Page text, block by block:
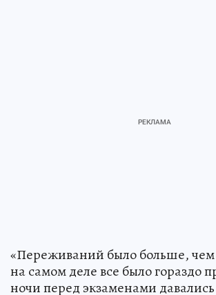
«Переживаний было больше,
на самом деле все было гораздо
ночи перед экзаменами